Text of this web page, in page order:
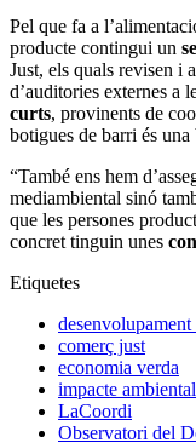
Pel que fa a
producte contingui un
Just, els quals revisen i
d’auditories externes a
curts, provinents de
botigues de barri és
“També ens hem
mediambiental sinó
que les persones
concret tinguin unes
Etiquetes
desenvolupament
comerç just
economia verda
impacte ambiental
LaCoordi
Observatori del